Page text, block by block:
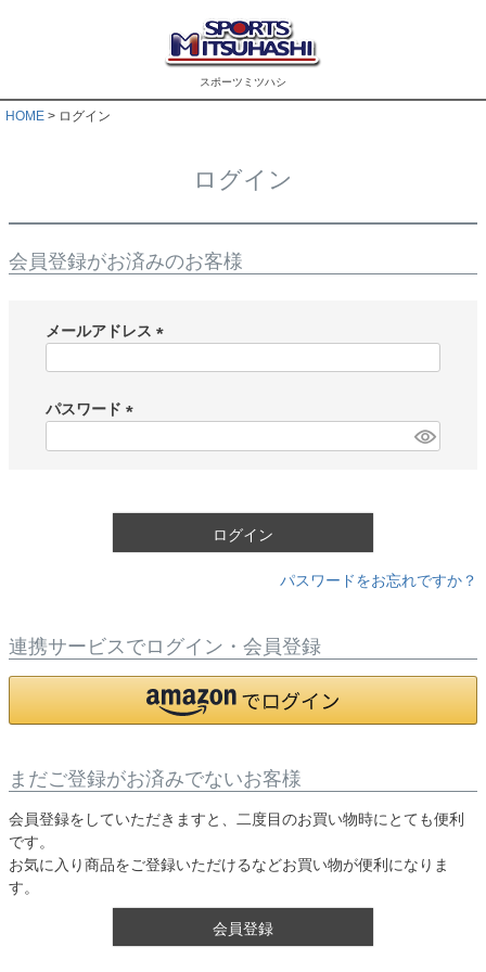
スポーツミツハシ
HOME ログイン
ログイン
会員登録がお済みのお客様
メールアドレス
)
パスワード
ログイン
パスワードをお忘れですか？
連携サービスでログイン・会員登録
まだご登録がお済みでないお客様
会員登録をしていただきますと、二度目のお買い物時にとても便利
です。
お気に入り商品をご登録いただけるなどお買い物が便利になりま
す。
会員登録